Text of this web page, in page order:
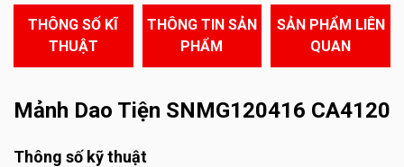
THÔNG SỐ KĨ
THUẬT
THÔNG TIN SẢN
PHẨM
SẢN PHẨM LIÊN
QUAN
Mảnh Dao Tiện SNMG120416 CA4120
Thông số kỹ thuật